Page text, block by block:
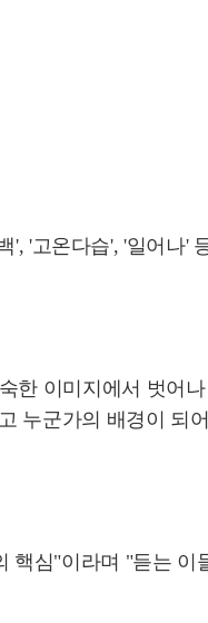
', '고온다습', '일어나'
한 이미지에서 벗어
누군가의 배경이 되
심"이라며 "듣는